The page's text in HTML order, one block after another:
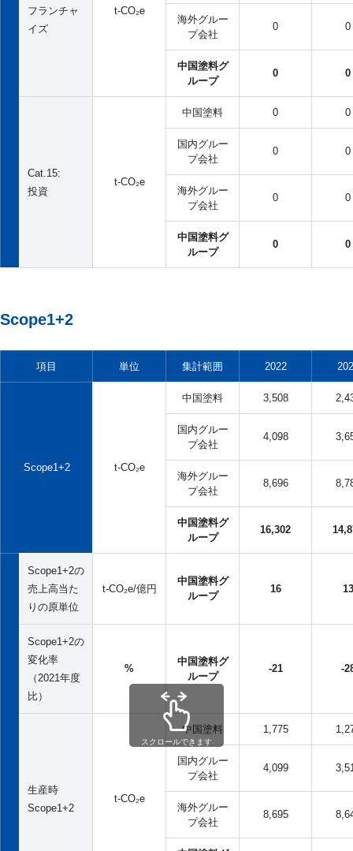
フランチャ
イズ
t-CO₂e
海外グルー
プ会社
0 0
中国塗料グ
ループ
0 0
Cat.15:
投資
t-CO₂e
中国塗料 0 0
国内グルー
プ会社
0 0
海外グルー
プ会社
0 0
中国塗料グ
ループ
0 0
Scope1+2
項目 単位 集計範囲 2022
Scope1+2 t-CO₂e
中国塗料 3,508
国内グルー
プ会社
4,098
海外グルー
プ会社
8,696
中国塗料グ
ループ
16,302
Scope1+2の
売上高当た
りの原単位
t-CO₂e/億円
中国塗料グ
ループ
16 13
Scope1+2の
変化率
（2021年度
比）
%
中国塗料グ
ループ
-21 -
生産時
Scope1+2
t-CO₂e
中国塗料 1,775
国内グルー
プ会社
4,099
海外グルー
プ会社
8,695
スクロールできます